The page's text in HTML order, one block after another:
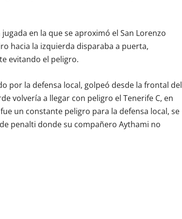
en la que se aproximó el San Lorenzo
hacia la izquierda disparaba a puerta,
evitando el peligro.
por la defensa local, golpeó desde la frontal del
volvería a llegar con peligro el Tenerife C, en
un constante peligro para la defensa local, se
penalti donde su compañero Aythami no